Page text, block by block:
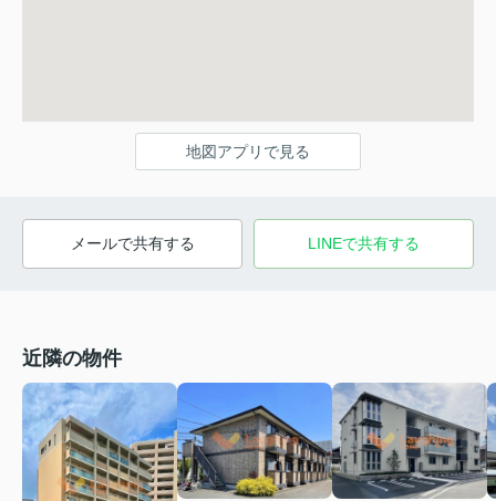
地図アプリで見る
メールで共有する LINEで共有する
近隣の物件